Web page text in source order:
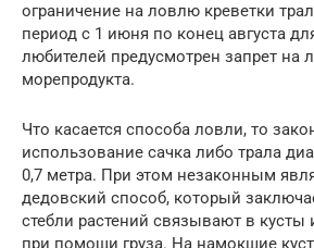
ограничение на ловлю креветки
период с 1 июня по конец августа
любителей предусмотрен запрет на
морепродукта.
Что касается способа ловли, то
использование сачка либо трала
0,7 метра. При этом незаконным
дедовский способ, который
стебли растений связывают в кусты
при помощи груза. На намокшие